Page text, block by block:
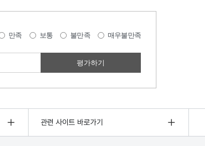
만족 보통 불만족 매우불만족
관련 사이트 바로가기